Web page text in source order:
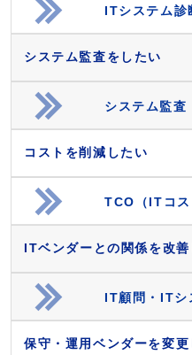
ITシステム診
システム監査をしたい
システム監査
コストを削減したい
TCO（ITコ
ITベンダーとの関係を改善
IT顧問・ITシ
保守・運用ベンダーを変更